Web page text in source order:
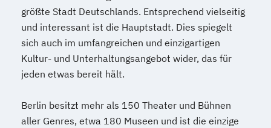
größte Stadt Deutschlands. Entsprechend vielseitig
und interessant ist die Hauptstadt. Dies spiegelt
sich auch im umfangreichen und einzigartigen
Kultur- und Unterhaltungsangebot wider, das für
jeden etwas bereit hält.
Berlin besitzt mehr als 150 Theater und Bühnen
aller Genres, etwa 180 Museen und ist die einzige